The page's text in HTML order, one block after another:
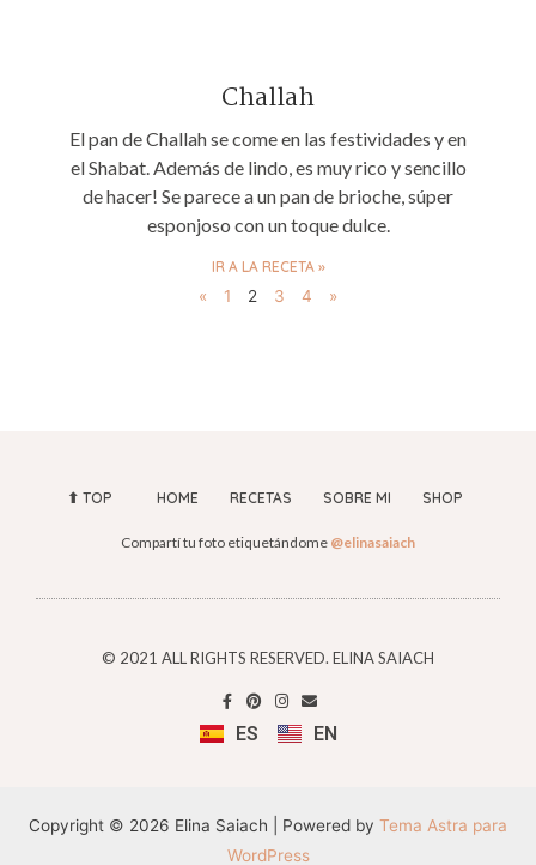
Challah
El pan de Challah se come en las festividades y en
el Shabat. Además de lindo, es muy rico y sencillo
de hacer! Se parece a un pan de brioche, súper
esponjoso con un toque dulce.
IR A LA RECETA »
« 1 2 3 4 »
⬆︎ TOP HOME RECETAS SOBRE MI SHOP
Compartí tu foto etiquetándome @elinasaiach
© 2021 ALL RIGHTS RESERVED. ELINA SAIACH
ES EN
Copyright © 2026 Elina Saiach | Powered by Tema Astra para
WordPress